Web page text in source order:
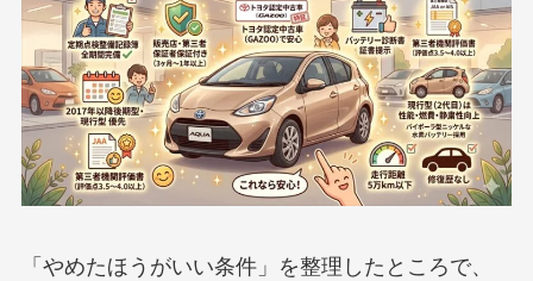
「やめたほうがいい条件」を整理したところで、